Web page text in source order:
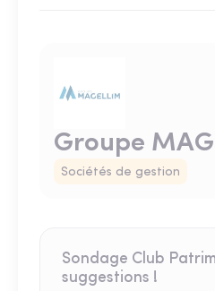
Groupe
Sociétés de gestion
Sondage Club
suggestions !